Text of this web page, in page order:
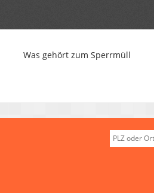
Was gehört zum Sperrmüll